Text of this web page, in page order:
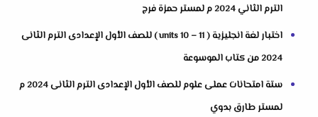
الترم الثاني 2024 م لمستر حمزة فرج
اختبار لغة انجليزية ( units 10 – 11 ) للصف الأول الإعدادى الترم الثانى
2024 من كتاب الموسوعة
ستة امتحانات عملى علوم للصف الأول الإعدادى الترم الثانى 2024 م
لمستر طارق بدوي